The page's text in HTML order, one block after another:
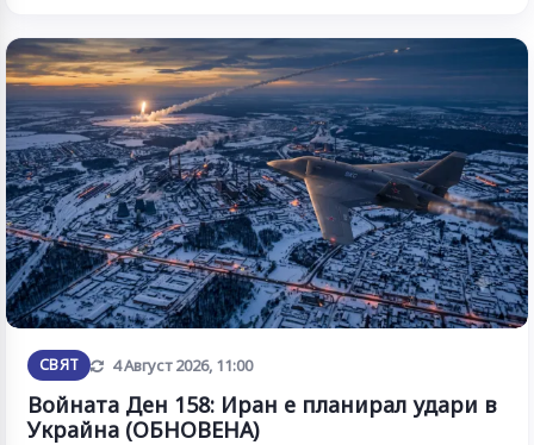
СВЯТ Обновена
4 Август 2026, 11:00
Войната Ден 158: Иран е планирал удари в
Украйна (ОБНОВЕНА)